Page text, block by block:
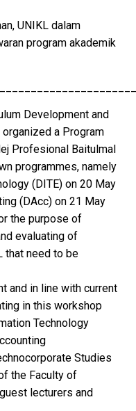
UNIKL dalam
program akademik
Development and
a Program
Profesional Baitulmal
programmes, namely
(DITE) on 20 May
(DAcc) on 21 May
the purpose of
evaluating of
that need to be
and in line with current
in this workshop
Technology
Studies
the Faculty of
lecturers and